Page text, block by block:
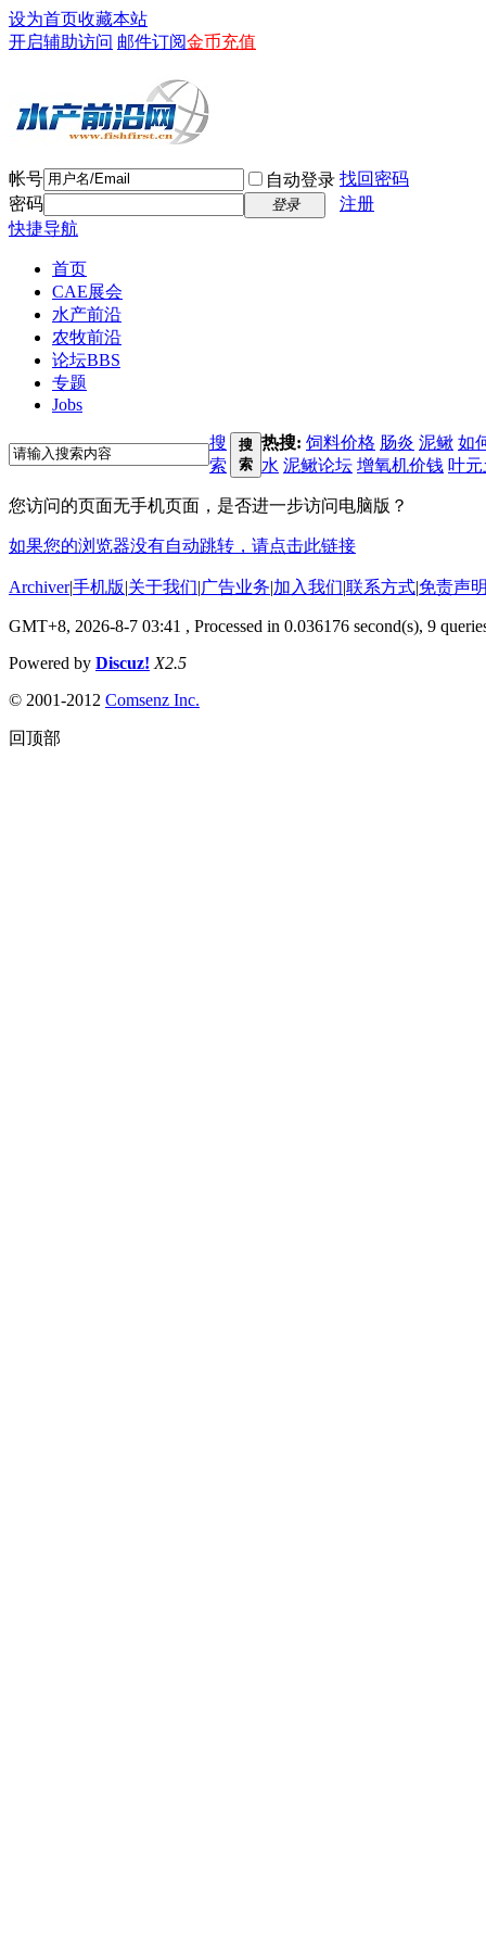
设为首页收藏本站
开启辅助访问 邮件订阅金币充值
帐号 自动登录 找回密码
密码
登录
注册
快捷导航
首页
CAE展会
水产前沿
农牧前沿
论坛BBS
专题
Jobs
搜
索
搜
索
热搜: 饲料价格 肠炎 泥鳅 如
水 泥鳅论坛 增氧机价钱 叶
您访问的页面无手机页面，是否进一步访问电脑版？
如果您的浏览器没有自动跳转，请点击此链接
Archiver|手机版|关于我们|广告业务|加入我们|联系方式|免责声
GMT+8, 2026-8-7 03:41 , Processed in 0.036176 second(s), 9
Powered by Discuz! X2.5
© 2001-2012 Comsenz Inc.
回顶部